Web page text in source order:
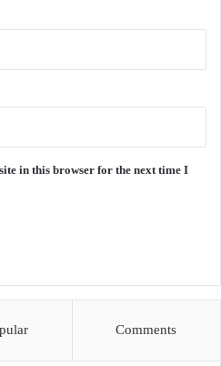
in this browser for the next time I
Comments